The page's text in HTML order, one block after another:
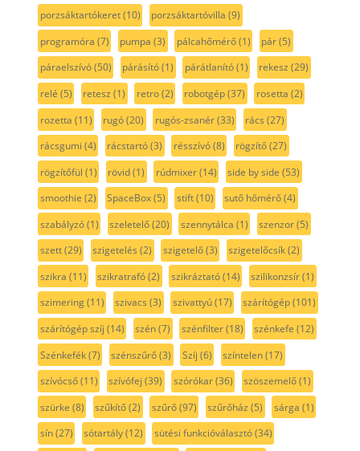
porzsáktartókeret(10) porzsáktartóvilla (9)
programóra (7) pumpa (3) pálcahőmérő(1) pár(5)
páraelszívó(50) párásító(1) párátlanító(1) rekesz (29)
relé (5) retesz (1) retro(2) robotgép(37) rosetta (2)
rozetta (11) rugó(20) rugós-zsanér(33) rács (27)
rácsgumi (4) rácstartó(3) résszívó(8) rögzítő(27)
rögzítőfül (1) rövid(1) rúdmixer(14) side by side (53)
smoothie (2) SpaceBox(5) stift(10) sutő hőmérő(4)
szabályzó(1) szeletelő(20) szennytálca (1) szenzor(5)
szett(29) szigetelés (2) szigetelő(3) szigetelőcsík(2)
szikra (11) szikratrafó(2) szikráztató(14) szilikonzsír(1)
szimering(11) szivacs (3) szivattyú(17) szárítógép(101)
szárítógép szíj (14) szén(7) szénfilter(18) szénkefe (12)
Szénkefék(7) szénszűrő(3) Szíj (6) színtelen(17)
szívócső(11) szívófej (39) szórókar(36) szöszemelő(1)
szürke (8) szűkítő(2) szűrő(97) szűrőház (5) sárga (1)
sín(27) sótartály(12) sütési funkcióválasztó(34)